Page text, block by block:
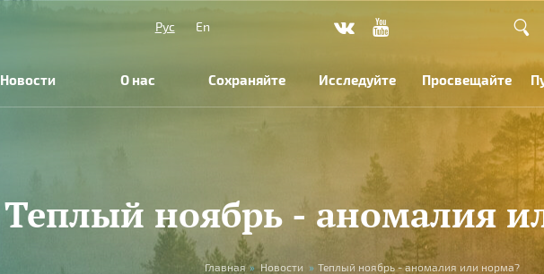
Рус
En
Новости О нас Сохраняйте Исследуйте Просвещайте
Теплый ноябрь - аномалия
Главная » Новости » Теплый ноябрь - аномалия или норма?